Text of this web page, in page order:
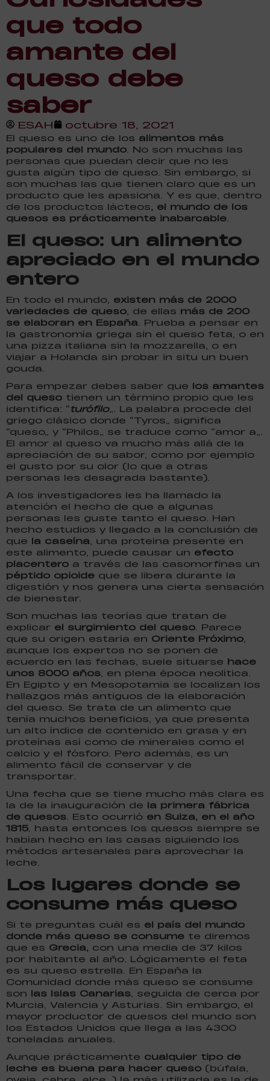
que todo
amante del
queso debe
saber
ESAH octubre 18, 2021
El queso es uno de los alimentos más
populares del mundo. No son muchas las
personas que puedan decir que no les
gusta algún tipo de queso. Sin embargo, si
son muchas las que tienen claro que es un
producto que les apasiona. Y es que, dentro
de los productos lácteos, el mundo de los
quesos es prácticamente inabarcable.
El queso: un alimento
apreciado en el mundo
entero
En todo el mundo, existen más de 2000
variedades de queso, de ellas más de 200
se elaboran en España. Prueba a pensar en
la gastronomía griega sin el queso feta, o en
una pizza italiana sin la mozzarella, o en
viajar a Holanda sin probar in situ un buen
gouda.
Para empezar debes saber que los amantes
del queso tienen un término propio que les
identifica: “turófilo”. La palabra procede del
griego clásico donde “Tyros” significa
“queso” y “Philos” se traduce como “amor a”.
El amor al queso va mucho más allá de la
apreciación de su sabor, como por ejemplo
el gusto por su olor (lo que a otras
personas les desagrada bastante).
A los investigadores les ha llamado la
atención el hecho de que a algunas
personas les guste tanto el queso. Han
hecho estudios y llegado a la conclusión de
que la caseína, una proteína presente en
este alimento, puede causar un efecto
placentero a través de las casomorfinas un
péptido opioide que se libera durante la
digestión y nos genera una cierta sensación
de bienestar.
Son muchas las teorías que tratan de
explicar el surgimiento del queso. Parece
que su origen estaría en Oriente Próximo,
aunque los expertos no se ponen de
acuerdo en las fechas, suele situarse hace
unos 8000 años, en plena época neolítica.
En Egipto y en Mesopotamia se localizan los
hallazgos más antiguos de la elaboración
del queso. Se trata de un alimento que
tenía muchos beneficios, ya que presenta
un alto índice de contenido en grasa y en
proteínas así como de minerales como el
calcio y el fósforo. Pero además, es un
alimento fácil de conservar y de
transportar.
Una fecha que se tiene mucho más clara es
la de la inauguración de la primera fábrica
de quesos. Esto ocurrió en Suiza, en el año
1815, hasta entonces los quesos siempre se
habían hecho en las casas siguiendo los
métodos artesanales para aprovechar la
leche.
Los lugares donde se
consume más queso
Si te preguntas cuál es el país del mundo
donde más queso se consume te diremos
que es Grecia, con una media de 37 kilos
por habitante al año. Lógicamente el feta
es su queso estrella. En España la
Comunidad donde más queso se consume
son las Islas Canarias, seguida de cerca por
Murcia, Valencia y Asturias. Sin embargo, el
mayor productor de quesos del mundo son
los Estados Unidos que llega a las 4300
toneladas anuales.
Aunque prácticamente cualquier tipo de
leche es buena para hacer queso (búfala,